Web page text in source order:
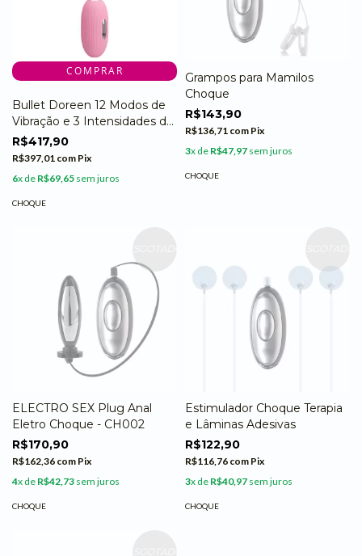
Bullet Doreen 12 Modos de
Vibração e 3 Intensidades de
Choqueterapia -
Recarregável - Pretty Love
R$417,90
R$397,01 com Pix
6x de R$69,65 sem juros
CHOQUE
Grampos para Mamilos
Choque
R$143,90
R$136,71 com Pix
3x de R$47,97 sem juros
CHOQUE
ELECTRO SEX Plug Anal
Eletro Choque - CH002
R$170,90
R$162,36 com Pix
4x de R$42,73 sem juros
CHOQUE
Estimulador Choque Terapia
e Lâminas Adesivas
R$122,90
R$116,76 com Pix
3x de R$40,97 sem juros
CHOQUE